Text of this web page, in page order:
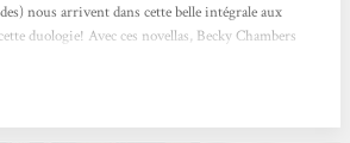
nous arrivent dans cette belle intégrale aux
duologie! Avec ces novellas, Becky Chambers
vivant (synthétique ou organique) et ce dont nous
et de robot" sont publiés aux éditions